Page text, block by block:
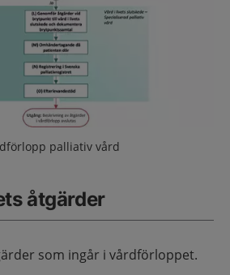
palliativ vård
åtgärder
som ingår i vårdförloppet.